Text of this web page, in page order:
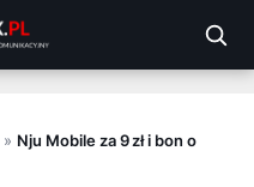
» Nju Mobile za 9 zł i bon o